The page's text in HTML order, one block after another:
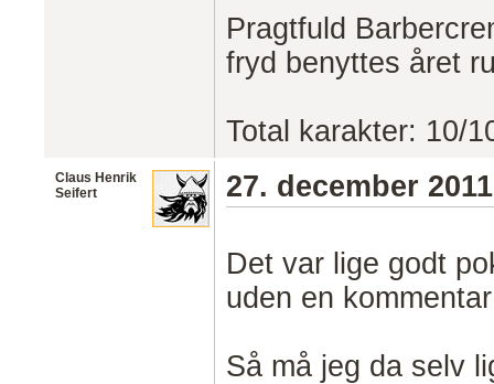
Pragtfuld
fryd benyttes året
Total karakter: 10/
Claus Henrik
Seifert
27. december 2011
Det var lige godt
uden en
Så må jeg da selv